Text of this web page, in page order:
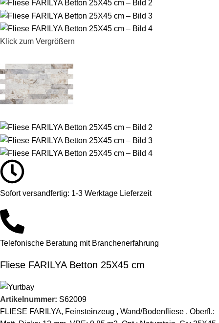
Klick zum Vergrößern
Sofort versandfertig: 1-3 Werktage Lieferzeit
Telefonische Beratung mit Branchenerfahrung
Fliese FARILYA Betton 25X45 cm
Artikelnummer: S62009
FLIESE FARILYA, Feinsteinzeug , Wand/Bodenfliese , Oberfl.: